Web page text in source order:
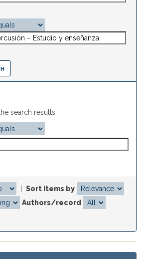
search results.
Sort items by
Authors/record